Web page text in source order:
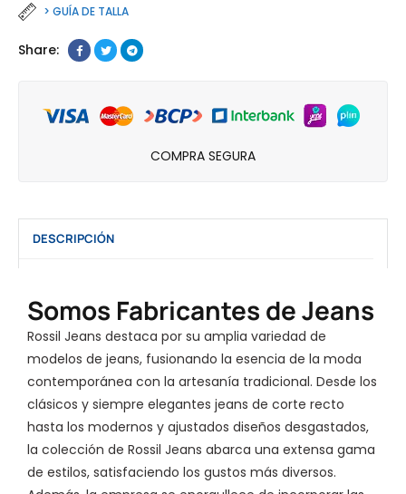
> GUÍA DE TALLA
Share:
COMPRA SEGURA
DESCRIPCIÓN
Somos Fabricantes de Jeans
Rossil Jeans destaca por su amplia variedad de
modelos de jeans, fusionando la esencia de la moda
contemporánea con la artesanía tradicional. Desde los
clásicos y siempre elegantes jeans de corte recto
hasta los modernos y ajustados diseños desgastados,
la colección de Rossil Jeans abarca una extensa gama
de estilos, satisfaciendo los gustos más diversos.